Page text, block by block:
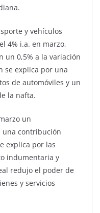
y vehículos
4% i.a. en marzo,
un 0,5% a la variación
se explica por una
de automóviles y un
la nafta.
un
una contribución
explica por las
indumentaria y
redujo el poder de
y servicios